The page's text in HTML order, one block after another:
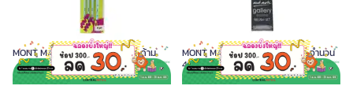
MONT MARTE ชุดพู่กัน จำนวน 4 ด้าม
MONT MARTE ชุดพู่กันสีอะคริลิค จำนวน
4 ด้าม